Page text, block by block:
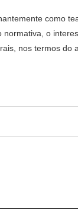
como
normativa, o
nos termos do